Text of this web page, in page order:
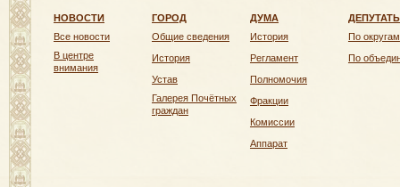
НОВОСТИ
Все новости
В центре
внимания
ГОРОД
Общие сведения
История
Устав
Галерея Почётных
граждан
ДУМА
История
Регламент
Полномочия
Фракции
Комиссии
Аппарат
По округам
По